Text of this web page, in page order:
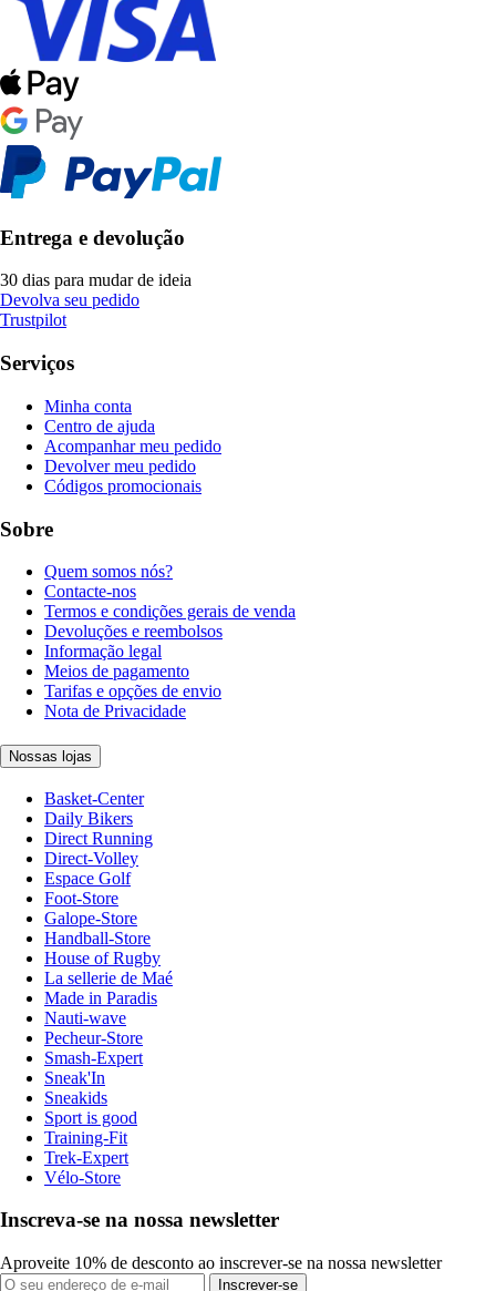
Entrega e devolução
30 dias para mudar de ideia
Devolva seu pedido
Trustpilot
Serviços
Minha conta
Centro de ajuda
Acompanhar meu pedido
Devolver meu pedido
Códigos promocionais
Sobre
Quem somos nós?
Contacte-nos
Termos e condições gerais de venda
Devoluções e reembolsos
Informação legal
Meios de pagamento
Tarifas e opções de envio
Nota de Privacidade
Nossas lojas
Basket-Center
Daily Bikers
Direct Running
Direct-Volley
Espace Golf
Foot-Store
Galope-Store
Handball-Store
House of Rugby
La sellerie de Maé
Made in Paradis
Nauti-wave
Pecheur-Store
Smash-Expert
Sneak'In
Sneakids
Sport is good
Training-Fit
Trek-Expert
Vélo-Store
Inscreva-se na nossa newsletter
Aproveite 10% de desconto ao inscrever-se na nossa newsletter
Inscrever-se